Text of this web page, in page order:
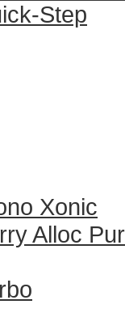
Step
Xonic
Alloc